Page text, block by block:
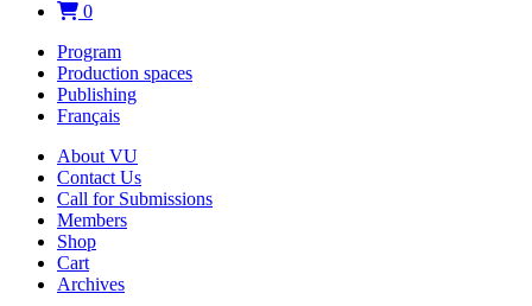
0
Program
Production spaces
Publishing
Français
About VU
Contact Us
Call for Submissions
Members
Shop
Cart
Archives